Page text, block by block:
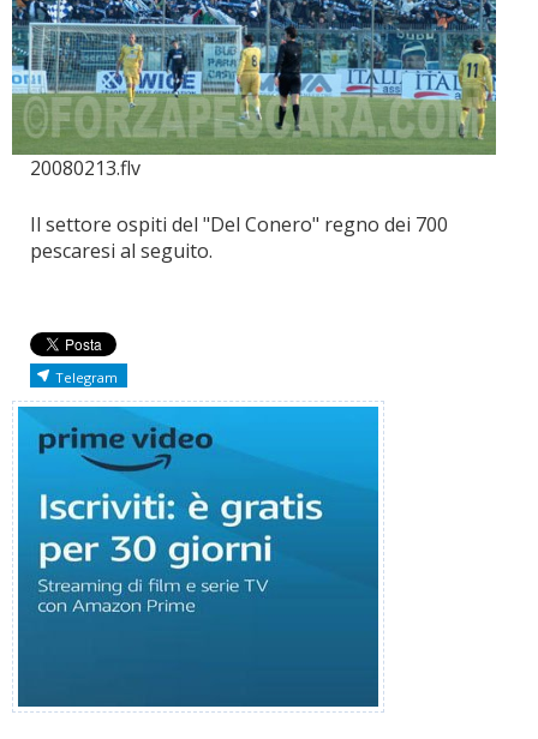
20080213.flv
Il settore ospiti del "Del Conero" regno dei 700
pescaresi al seguito.
Telegram